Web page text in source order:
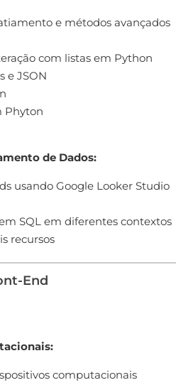
e métodos avançados
com listas em Python
e JSON
Phyton
de Dados:
usando Google Looker Studio
SQL em diferentes contextos
recursos
End
computacionais